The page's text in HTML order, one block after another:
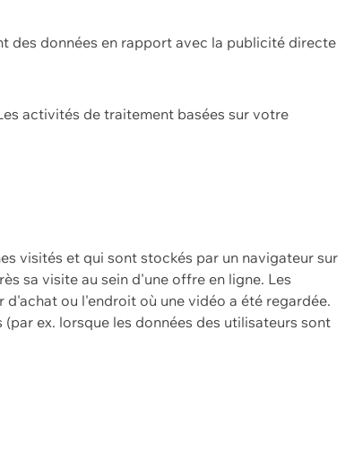
des données en rapport avec la publicité directe
activités de traitement basées sur votre
visités et qui sont stockés par un navigateur sur
sa visite au sein d'une offre en ligne. Les
ou l'endroit où une vidéo a été regardée.
ex. lorsque les données des utilisateurs sont